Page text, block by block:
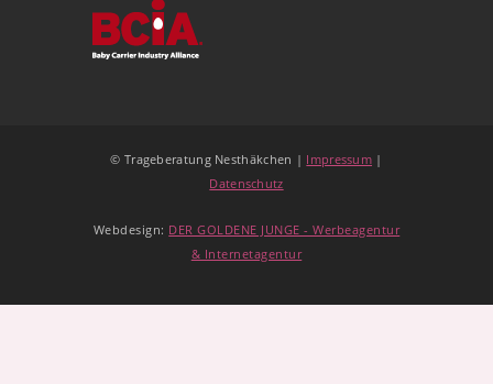
© Trageberatung Nesthäkchen | Impressum |
Datenschutz
Webdesign: DER GOLDENE JUNGE - Werbeagentur
& Internetagentur